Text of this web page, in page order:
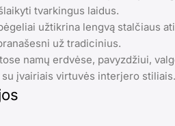
tvarkingus laidus.
užtikrina lengvą stalčiaus
už tradicinius.
namų erdvėse, pavyzdžiui,
įvairiais virtuvės interjero stiliais.